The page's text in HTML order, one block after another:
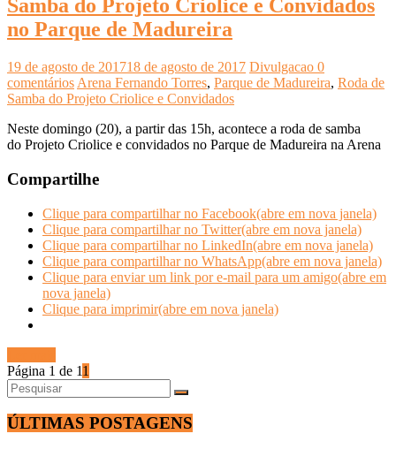
Samba do Projeto Criolice e Convidados
no Parque de Madureira
19 de agosto de 201718 de agosto de 2017 Divulgacao 0
comentários Arena Fernando Torres, Parque de Madureira, Roda de
Samba do Projeto Criolice e Convidados
Neste domingo (20), a partir das 15h, acontece a roda de samba
do Projeto Criolice e convidados no Parque de Madureira na Arena
Compartilhe
Clique para compartilhar no Facebook(abre em nova janela)
Clique para compartilhar no Twitter(abre em nova janela)
Clique para compartilhar no LinkedIn(abre em nova janela)
Clique para compartilhar no WhatsApp(abre em nova janela)
Clique para enviar um link por e-mail para um amigo(abre em
nova janela)
Clique para imprimir(abre em nova janela)
Página 1 de 11
ÚLTIMAS POSTAGENS